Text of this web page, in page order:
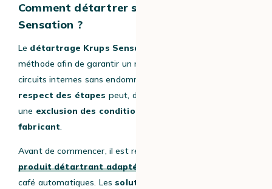
Comment détartrer sa cafetière Krups
Sensation ?
Le détartrage Krups Sensation
méthode afin de garantir un nettoyage complet des
circuits internes sans endommager la machine. Le
respect des étapes peut, dans certains cas, entraîner
une exclusion des conditions de garantie du
fabricant.
Avant de commencer, il est recommandé d’utiliser un
produit détartrant adapté
café automatiques. Les solutions à base d’acide